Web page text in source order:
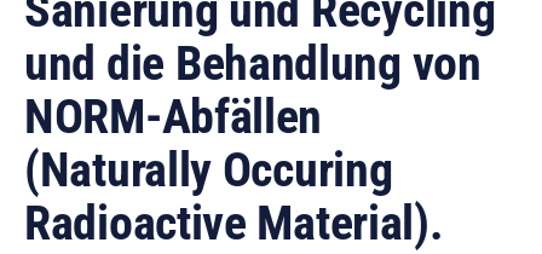
und die Behandlung von
NORM-Abfällen
(Naturally Occuring
Radioactive Material).